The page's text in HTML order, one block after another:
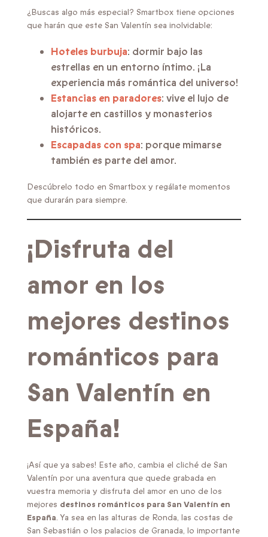
¿Buscas algo más especial? Smartbox tiene opciones
que harán que este San Valentín sea inolvidable:
Hoteles burbuja: dormir bajo las
estrellas en un entorno íntimo. ¡La
experiencia más romántica del universo!
Estancias en paradores: vive el lujo de
alojarte en castillos y monasterios
históricos.
Escapadas con spa: porque mimarse
también es parte del amor.
Descúbrelo todo en Smartbox y regálate momentos
que durarán para siempre.
¡Disfruta del
amor en los
mejores destinos
románticos para
San Valentín en
España!
¡Así que ya sabes! Este año, cambia el cliché de San
Valentín por una aventura que quede grabada en
vuestra memoria y disfruta del amor en uno de los
mejores destinos románticos para San Valentín en
España. Ya sea en las alturas de Ronda, las costas de
San Sebastián o los palacios de Granada, lo importante